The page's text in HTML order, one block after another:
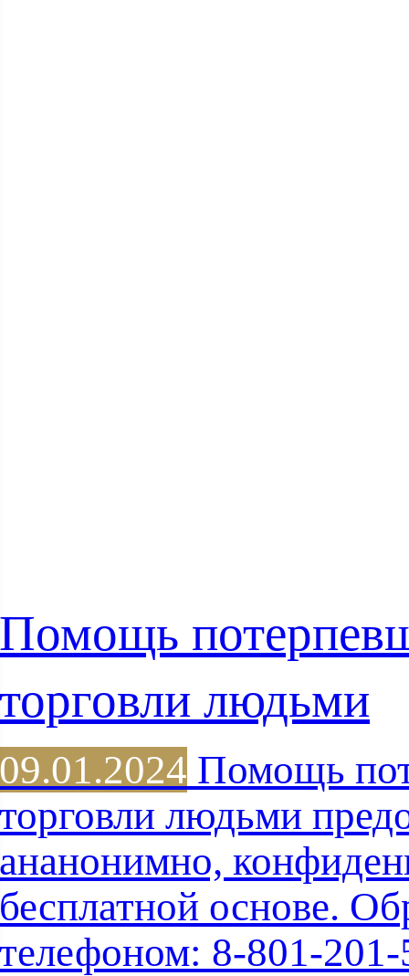
Помощь
торговли людьми
09.01.2024 Помощь
торговли людьми
ананонимно,
бесплатной основе.
телефоном: 8-801-